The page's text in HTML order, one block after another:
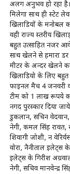
अलग अनुभव हो रहा
मिलेगा साथ ही स्टेट
खिलाडियों के मनोबल
वही राज्य स्तरीय
बहुत उत्साहित नजर
साथ खेलने से हमारा
मीटर के अन्दर खेलने
खिलाडियो के लिए
फाइनल मैच 4 जनवरी
टीम को 1 लाख रूपये
नगद पुरस्कार दिया
डुकलान, सचिन वेदवान,
नेगी, कमल सिंह रावत,
शिवागी जोशी, दून
वोरा, नैनीताल इलेट्स
इलेट्स के गिरीश
नेगी, सचिव मानवेन्द्र